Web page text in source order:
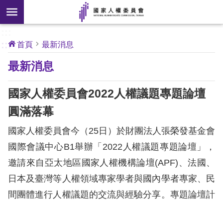
前往主要內容區塊
搜
尋
開
新
]
核
心
人
權
公
約
關
於
本
會
最
新
:::
首頁 最新消息
最新消息
國家人權委員會2022人權議題專題論壇
圓滿落幕
國家人權委員會今（25日）於財團法人張榮發基金會
國際會議中心B1舉辦「2022人權議題專題論壇」，
邀請來自亞太地區國家人權機構論壇(APF)、法國、
日本及臺灣等人權領域專家學者與國內學者專家、民
間團體進行人權議題的交流與經驗分享。專題論壇計